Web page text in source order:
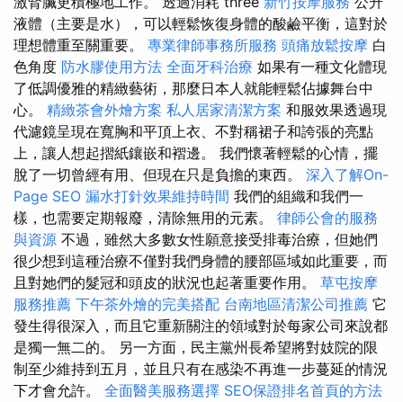
液體（主要是水），可以輕鬆恢復身體的酸鹼平衡，這對於
理想體重至關重要。 專業律師事務所服務 頭痛放鬆按摩 白
色角度 防水膠使用方法 全面牙科治療 如果有一種文化體現
了低調優雅的精緻藝術，那麼日本人就能輕鬆佔據舞台中
心。 精緻茶會外燴方案 私人居家清潔方案 和服效果透過現
代濾鏡呈現在寬胸和平頂上衣、不對稱裙子和誇張的亮點
上，讓人想起摺紙鑲嵌和褶邊。 我們懷著輕鬆的心情，擺
脫了一切曾經有用、但現在只是負擔的東西。 深入了解On-
Page SEO 漏水打針效果維持時間 我們的組織和我們一
樣，也需要定期報廢，清除無用的元素。 律師公會的服務
與資源 不過，雖然大多數女性願意接受排毒治療，但她們
很少想到這種治療不僅對我們身體的腰部區域如此重要，而
且對她們的髮冠和頭皮的狀況也起著重要作用。 草屯按摩
服務推薦 下午茶外燴的完美搭配 台南地區清潔公司推薦 它
發生得很深入，而且它重新關注的領域對於每家公司來說都
是獨一無二的。 另一方面，民主黨州長希望將對妓院的限
制至少維持到五月，並且只有在感染不再進一步蔓延的情況
下才會允許。 全面醫美服務選擇 SEO保證排名首頁的方法